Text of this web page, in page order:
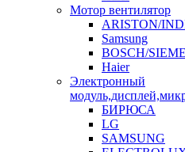
Мотор вентилятор
ARISTON/
Samsung
BOSCH/
Haier
Электронный
БИРЮСА
LG
SAMSUNG